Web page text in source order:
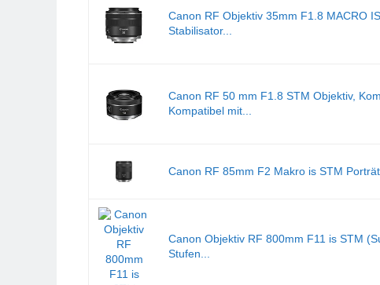
Canon RF Objektiv 35mm F1.8 MACRO
Stabilisator...
Canon RF 50 mm F1.8 STM Objektiv,
Kompatibel mit...
Canon RF 85mm F2 Makro is STM
Canon Objektiv RF 800mm F11 is STM
Stufen...